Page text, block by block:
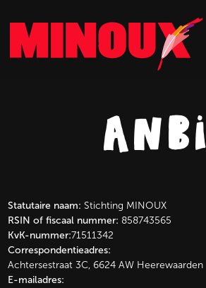
anbi
Statutaire naam: Stichting MINOUX
RSIN of fiscaal nummer: 858743565
KvK-nummer:71511342
Correspondentieadres:
Achtersestraat 3C, 6624 AW Heerewaarden
E-mailadres: